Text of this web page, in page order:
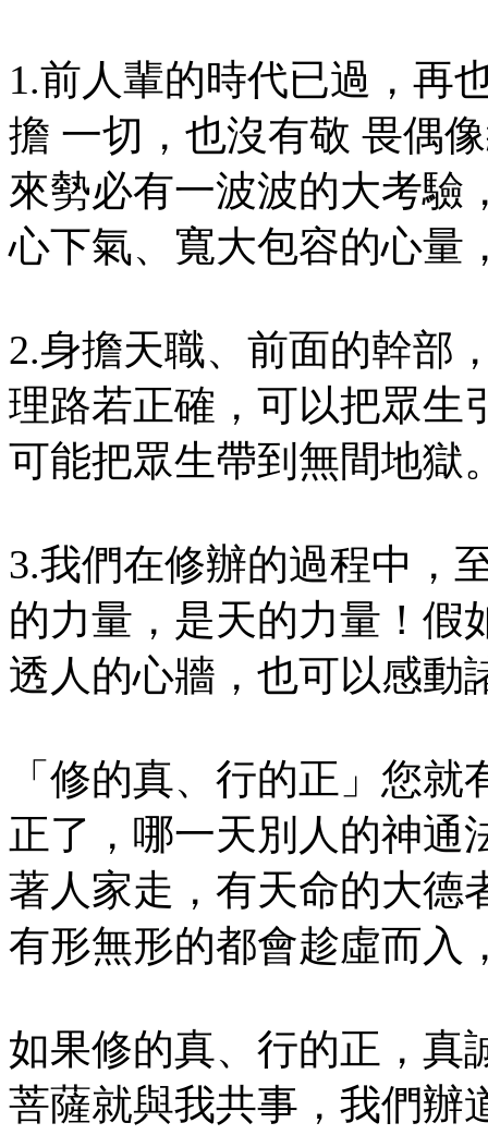
1.前人輩的時代已過，再
擔 一切，也沒有敬 畏偶
來勢必有一波波的大考驗
心下氣、寬大包容的心量
2.身擔天職、前面的幹部
理路若正確，可以把眾生
可能把眾生帶到無間地獄
3.我們在修辦的過程中，
的力量，是天的力量！假
透人的心牆，也可以感動
「修的真、行的正」您
正了，哪一天別人的神通
著人家走，有天命的大德
有形無形的都會趁虛而入
如果修的真、行的正，真
菩薩就與我共事，我們辦